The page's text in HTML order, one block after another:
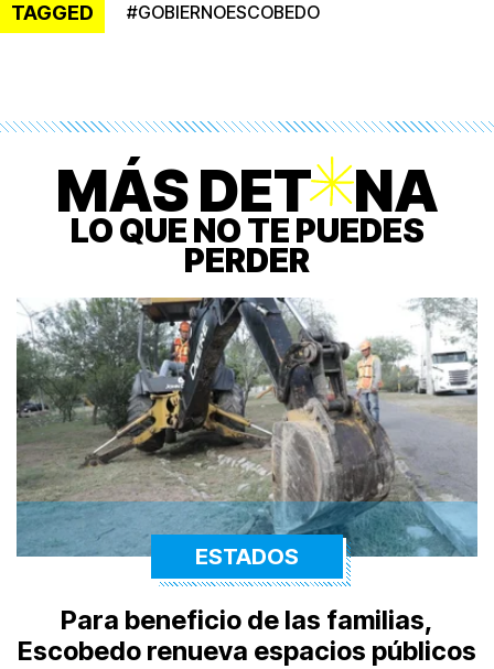
TAGGED #GOBIERNOESCOBEDO
MÁS DETONA
LO QUE NO TE PUEDES
PERDER
ESTADOS
Para beneficio de las familias,
Escobedo renueva espacios públicos